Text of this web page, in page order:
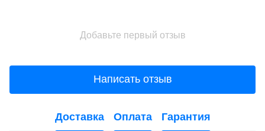
Добавьте первый отзыв
Написать отзыв
Доставка Оплата Гарантия